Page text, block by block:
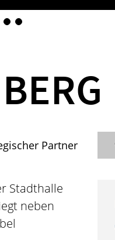
Partner
Stadthalle
neben